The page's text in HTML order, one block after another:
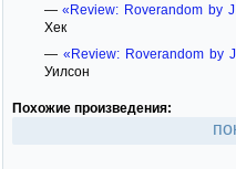
—«Review: Roverandom by
Хек
— «Review: Roverandom by
Уилсон
Похожие произведения: